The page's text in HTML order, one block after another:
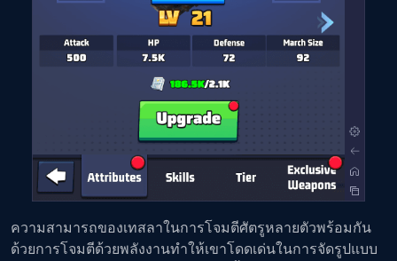
ความสามารถของเทสลาในการโจมตีศัตรูหลายตัวพร้อมกัน
ด้วยการโจมตีด้วยพลังงานทำให้เขาโดดเด่นในการจัดรูปแบบ